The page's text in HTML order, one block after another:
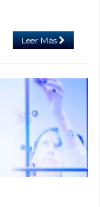
Leer Más